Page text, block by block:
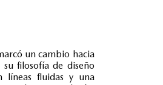
un cambio hacia
filosofía de diseño
líneas fluidas y una